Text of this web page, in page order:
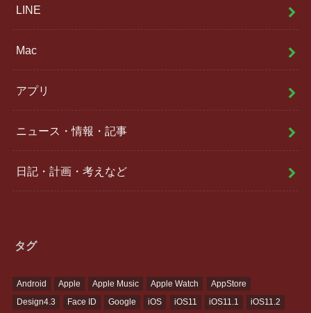
LINE
Mac
アプリ
ニュース・情報・記事
日記・計画・考えなど
タグ
Android Apple Apple Music Apple Watch
AppStore
Design4.3
Face ID Google iOS iOS11 iOS11.1
iOS11.2